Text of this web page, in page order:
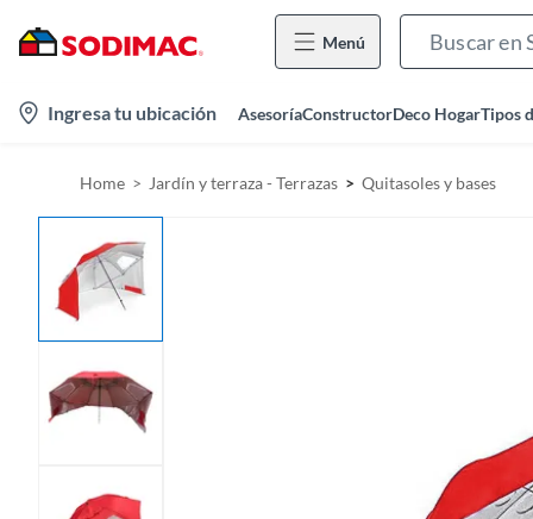
Menú
Ingresa tu ubicación AsesoríaConstructorDeco HogarTipos
Home Jardín y terraza - Terrazas Quitasoles y bases